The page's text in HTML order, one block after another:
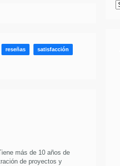
reseñas satisfacción
más de 10 años de
de proyectos y